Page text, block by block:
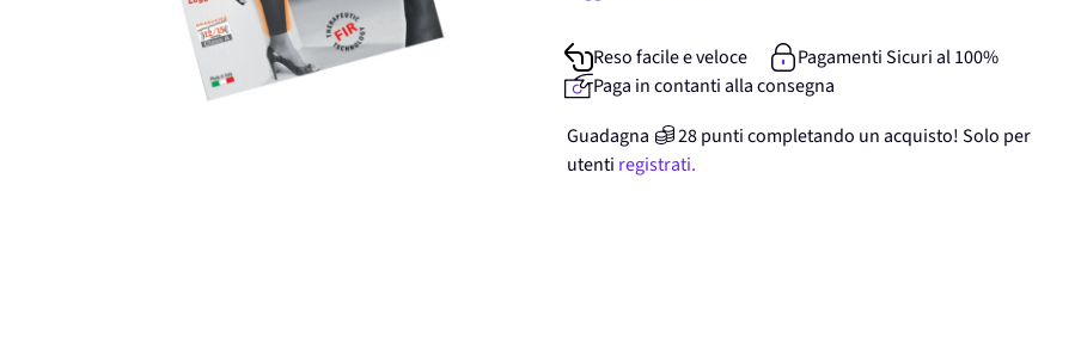
Reso facile e veloce
Pagamenti Sicuri al 100%
Paga in contanti alla consegna
Guadagna
28punticompletando un acquisto! Solo per
utenti registrati.